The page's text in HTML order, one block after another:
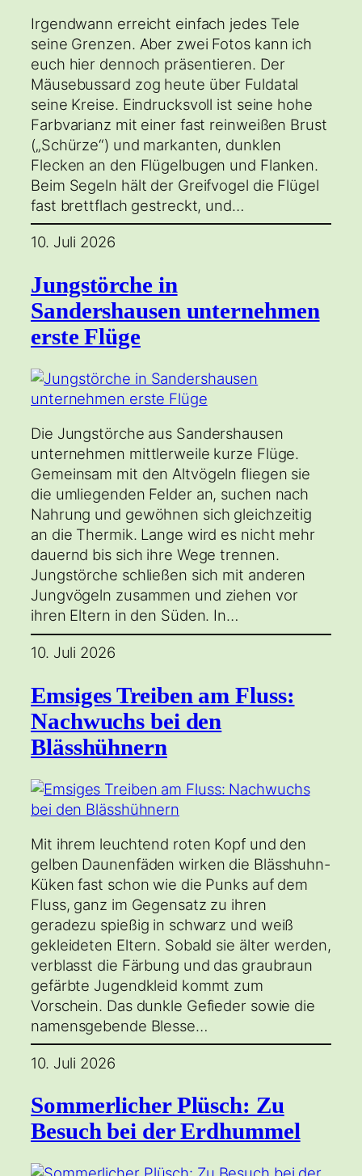
Irgendwann erreicht einfach jedes Tele
seine Grenzen. Aber zwei Fotos kann ich
euch hier dennoch präsentieren. Der
Mäusebussard zog heute über Fuldatal
seine Kreise. Eindrucksvoll ist seine hohe
Farbvarianz mit einer fast reinweißen Brust
(„Schürze“) und markanten, dunklen
Flecken an den Flügelbugen und Flanken.
Beim Segeln hält der Greifvogel die Flügel
fast brettflach gestreckt, und…
10. Juli 2026
Jungstörche in
Sandershausen unternehmen
erste Flüge
Die Jungstörche aus Sandershausen
unternehmen mittlerweile kurze Flüge.
Gemeinsam mit den Altvögeln fliegen sie
die umliegenden Felder an, suchen nach
Nahrung und gewöhnen sich gleichzeitig
an die Thermik. Lange wird es nicht mehr
dauernd bis sich ihre Wege trennen.
Jungstörche schließen sich mit anderen
Jungvögeln zusammen und ziehen vor
ihren Eltern in den Süden. In…
10. Juli 2026
Emsiges Treiben am Fluss:
Nachwuchs bei den
Blässhühnern
Mit ihrem leuchtend roten Kopf und den
gelben Daunenfäden wirken die Blässhuhn-
Küken fast schon wie die Punks auf dem
Fluss, ganz im Gegensatz zu ihren
geradezu spießig in schwarz und weiß
gekleideten Eltern. Sobald sie älter werden,
verblasst die Färbung und das graubraun
gefärbte Jugendkleid kommt zum
Vorschein. Das dunkle Gefieder sowie die
namensgebende Blesse…
10. Juli 2026
Sommerlicher Plüsch: Zu
Besuch bei der Erdhummel